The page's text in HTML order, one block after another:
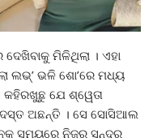
ମିଳିଥିଲା । ଏହା
ଲଭ୍’ ଭଳି ଶୋ’ରେ ମଧ୍ୟ
କହିରଖୁଛୁ ଯେ ଶ୍ୱେତା
ଅଛନ୍ତି । ସେ ସୋସିଆଲ
ସମୟରେ ନିଜର ସୁନ୍ଦର